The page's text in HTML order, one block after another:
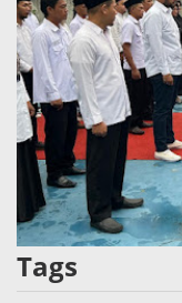
Tags